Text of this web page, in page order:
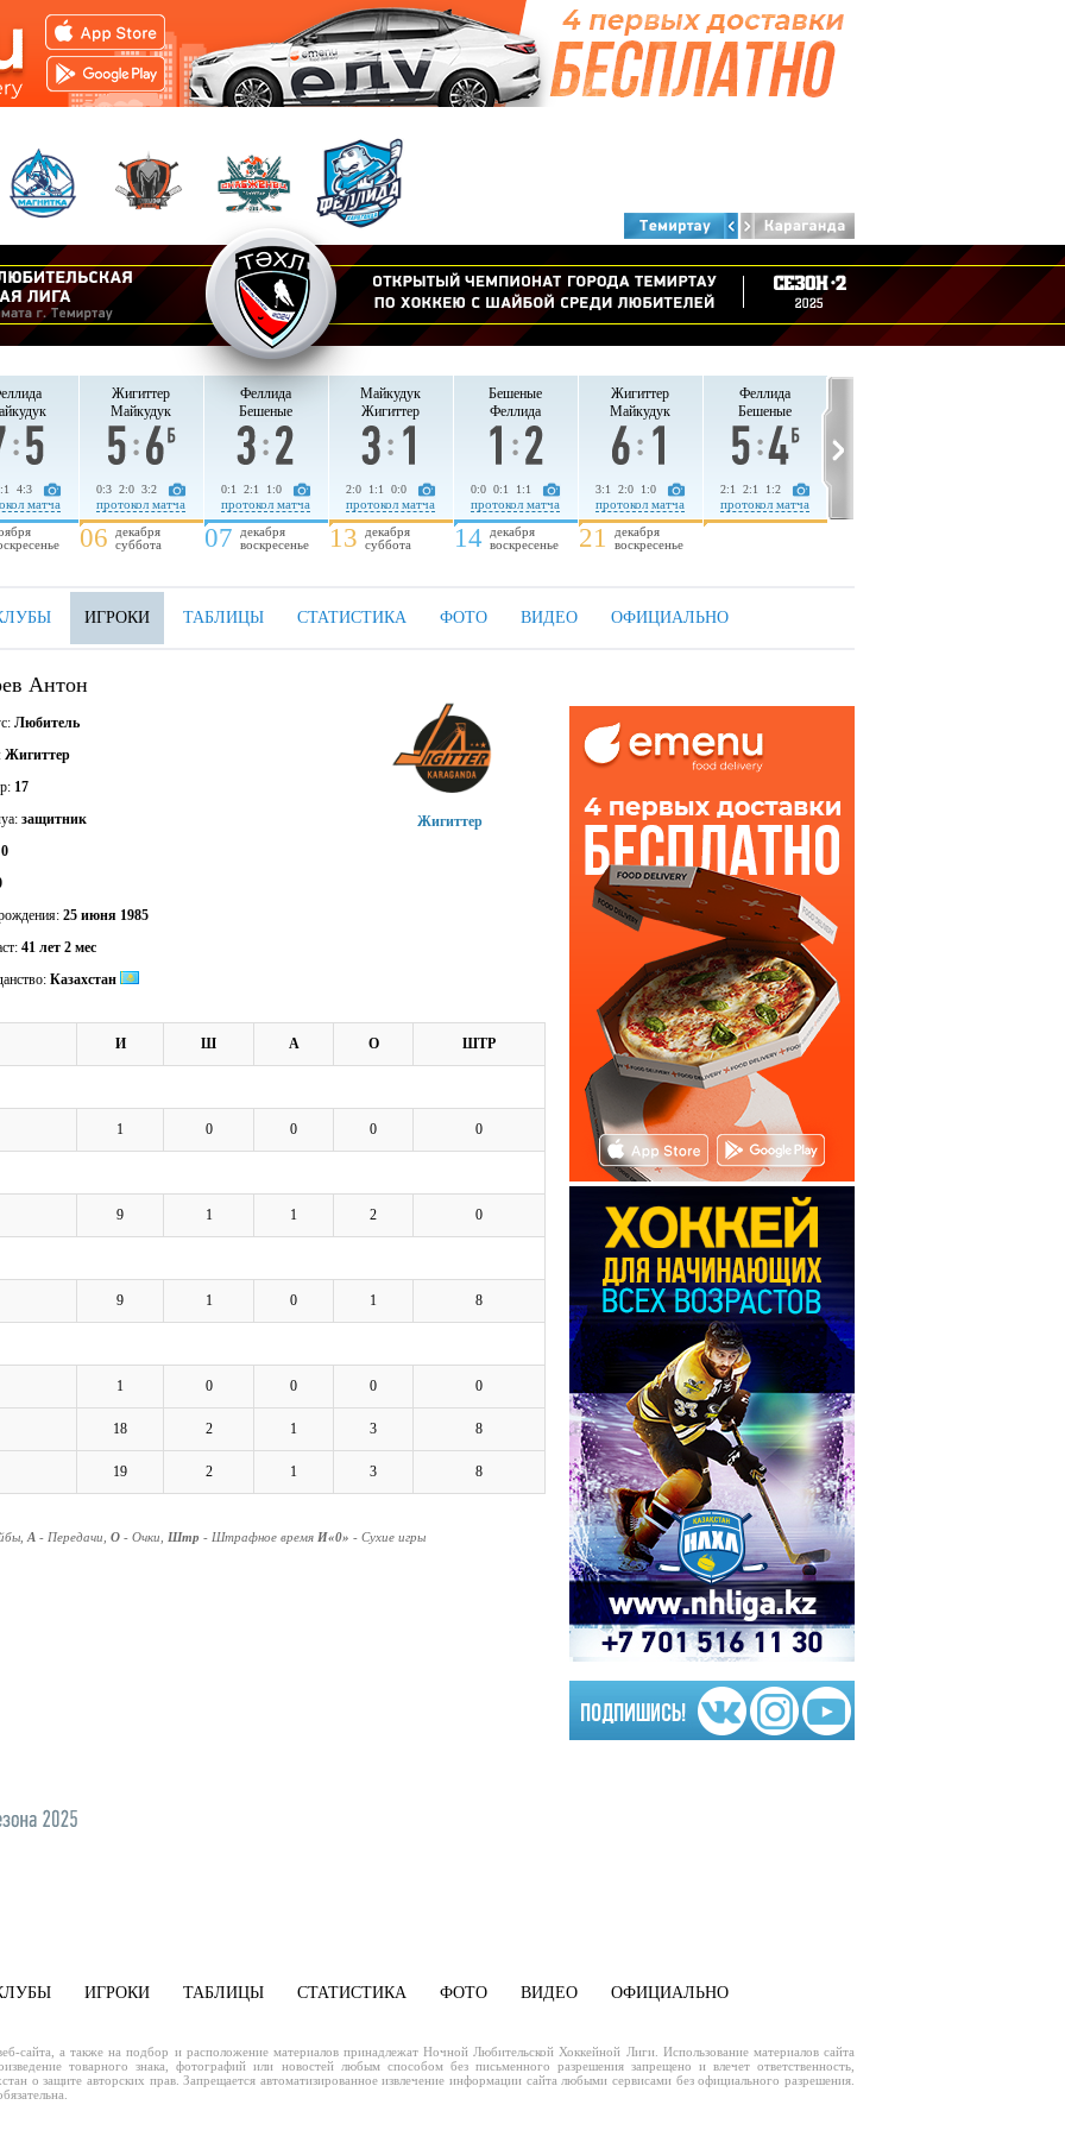
4:3
матча
Жигиттер
Майкудук
0:3 2:0 3:2
протокол матча
06
декабря
суббота
Феллида
Бешеные
0:1 2:1 1:0
протокол матча
07
декабря
воскресенье
Майкудук
Жигиттер
2:0 1:1 0:0
протокол матча
13
декабря
суббота
Бешеные
Феллида
0:0 0:1 1:1
протокол матча
14
декабря
воскресенье
Жигиттер
Майкудук
3:1 2:0 1:0
протокол матча
21
декабря
воскресенье
Феллида
Бешеные
2:1 2:1 1:2
протокол матча
ИГРОКИ ТАБЛИЦЫ СТАТИСТИКА ФОТО ВИДЕО ОФИЦИАЛЬНО
Антон
Любитель
Жигиттер
17
защитник
0
25 июня 1985
41 лет 2 мес
Казахстан
Жигиттер
И Ш А О ШТР
1 0 0 0 0
9 1 1 2 0
9 1 0 1 8
1 0 0 0 0
18 2 1 3 8
19 2 1 3 8
А - Передачи, О - Очки, Штр - Штрафное время И«0» - Сухие игры
ИГРОКИ ТАБЛИЦЫ СТАТИСТИКА ФОТО ВИДЕО ОФИЦИАЛЬНО
сайта, а также на подбор и расположение материалов принадлежат Ночной Любительской Хоккейной Лиги. Использование материалов сайта
товарного знака, фотографий или новостей любым способом без письменного разрешения запрещено и влечет ответственность,
о защите авторских прав. Запрещается автоматизированное извлечение информации сайта любыми сервисами без официального разрешения.